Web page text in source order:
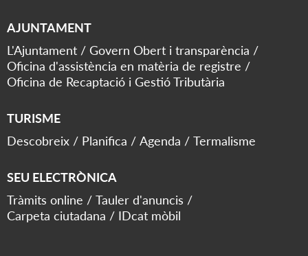
AJUNTAMENT
L'Ajuntament
Govern Obert i transparència
Oficina d'assistència en matèria de registre
Oficina de Recaptació i Gestió Tributària
TURISME
Descobreix
Planifica Agenda Termalisme
SEU ELECTRÒNICA
Tràmits online
Tauler d'anuncis
Carpeta ciutadana
IDcat mòbil